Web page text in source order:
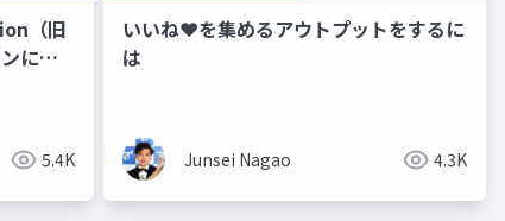
（旧
に基
5.4K
いいね❤️を集めるアウトプットをするに
は
Junsei Nagao 4.3K